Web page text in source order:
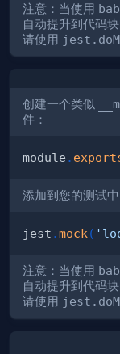
注意：当使用
自动提升到代码
请使用
创建一个类似
件：
module .
添加到您的测试中
jest .mock (
注意：当使用
自动提升到代码
请使用